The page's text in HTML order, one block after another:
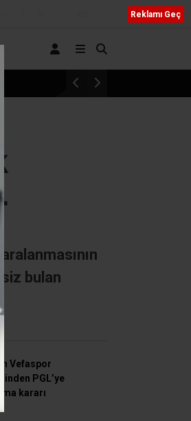
Erzincan’a Özel Eğitimde Dev Yatırım:
bulan
Vefaspor
PGL’ye
kararı
Reklamı Geç